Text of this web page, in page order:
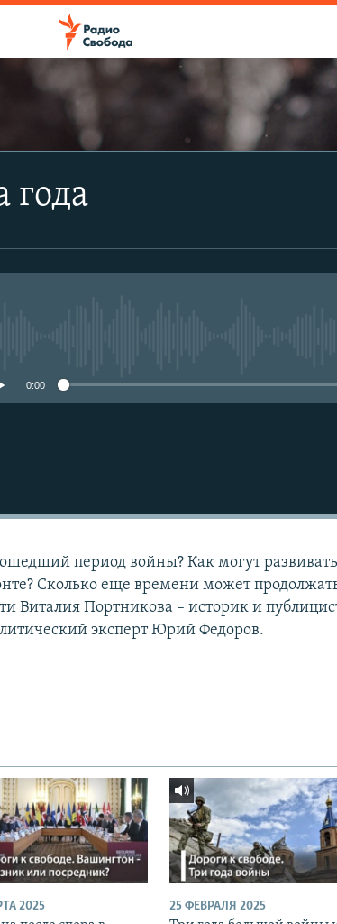
CastBox
года
0:00
период войны? Как могут
Cколько еще времени может
Виталия Портникова – историк и
эксперт Юрий Федоров.
2025 25 ФЕВРАЛЯ 2025